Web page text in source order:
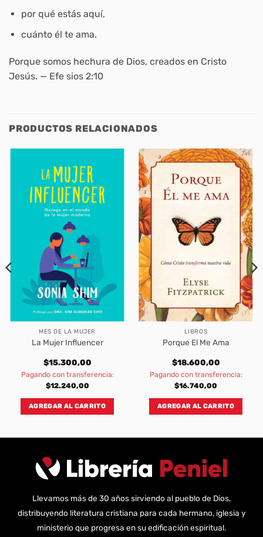
por qué estás aquí,
cuánto él te ama.
Porque somos hechura de Dios, creados en Cristo
Jesús. — Efe sios 2:10
PRODUCTOS RELACIONADOS
MES DE LA MUJER
La Mujer Influencer
$15.300,00
Pagando con transferencia:
$12.240,00
AGREGAR AL CARRITO
LIBROS
Porque El Me Ama
$18.600,00
Pagando con transferencia:
$16.740,00
AGREGAR AL CARRITO
Llevamos más de 30 años sirviendo al pueblo de Dios,
distribuyendo literatura cristiana para cada hermano, iglesia y
ministerio que progresa en su edificación espiritual.